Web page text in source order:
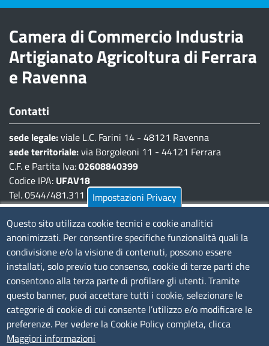
Camera di Commercio Industria
Artigianato Agricoltura di Ferrara
e Ravenna
Contatti
sede legale:viale L.C. Farini 14 - 48121 Ravenna
sede territoriale:via Borgoleoni 11 - 44121 Ferrara
C.F. e Partita Iva:02608840399
Codice IPA: UFAV18
Tel. 0544/481.311 - 0532/783.711
Pec:cciaa@pec.fera.camcom.it
Amministrazione Trasparente
Bandi di gara
Bilanci
Concorsi e selezioni
Procedimenti
Provvedimenti
Impostazioni Privacy
Questo sito utilizza cookie tecnici e cookie analitici
anonimizzati. Per consentire specifiche funzionalità quali la
condivisione e/o la visione di contenuti, possono essere
installati, solo previo tuo consenso, cookie di terze parti che
consentono alla terza parte di profilare gli utenti. Tramite
questo banner, puoi accettare tutti i cookie, selezionare le
categorie di cookie di cui consente l’utilizzo e/o modificare le
preferenze. Per vedere la Cookie Policy completa, clicca
Maggiori informazioni